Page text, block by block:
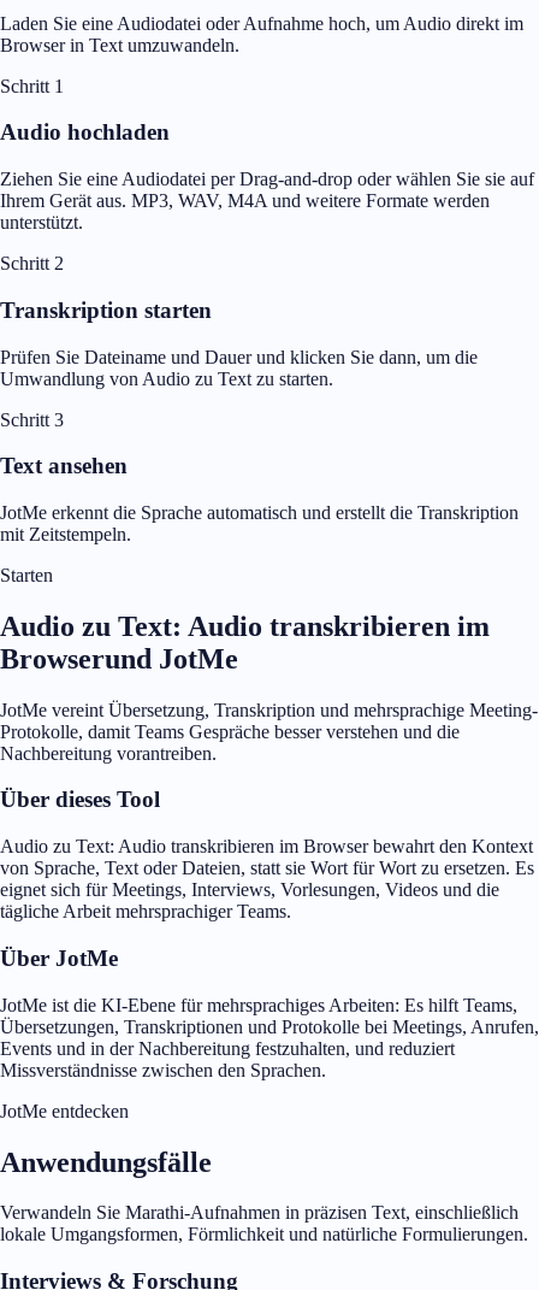
Laden Sie eine Audiodatei oder Aufnahme hoch, um Audio direkt im
Browser in Text umzuwandeln.
Schritt 1
Audio hochladen
Ziehen Sie eine Audiodatei per Drag-and-drop oder wählen Sie sie auf
Ihrem Gerät aus. MP3, WAV, M4A und weitere Formate werden
unterstützt.
Schritt 2
Transkription starten
Prüfen Sie Dateiname und Dauer und klicken Sie dann, um die
Umwandlung von Audio zu Text zu starten.
Schritt 3
Text ansehen
JotMe erkennt die Sprache automatisch und erstellt die Transkription
mit Zeitstempeln.
Starten
Audio zu Text: Audio transkribieren im
Browserund JotMe
JotMe vereint Übersetzung, Transkription und mehrsprachige Meeting-
Protokolle, damit Teams Gespräche besser verstehen und die
Nachbereitung vorantreiben.
Über dieses Tool
Audio zu Text: Audio transkribieren im Browser bewahrt den Kontext
von Sprache, Text oder Dateien, statt sie Wort für Wort zu ersetzen. Es
eignet sich für Meetings, Interviews, Vorlesungen, Videos und die
tägliche Arbeit mehrsprachiger Teams.
Über JotMe
JotMe ist die KI-Ebene für mehrsprachiges Arbeiten: Es hilft Teams,
Übersetzungen, Transkriptionen und Protokolle bei Meetings, Anrufen,
Events und in der Nachbereitung festzuhalten, und reduziert
Missverständnisse zwischen den Sprachen.
JotMe entdecken
Anwendungsfälle
Verwandeln Sie Marathi-Aufnahmen in präzisen Text, einschließlich
lokale Umgangsformen, Förmlichkeit und natürliche Formulierungen.
Interviews & Forschung